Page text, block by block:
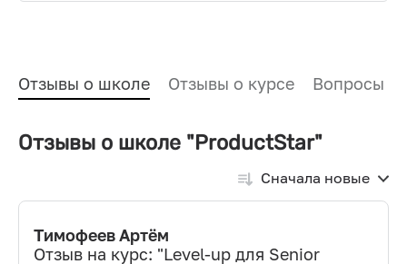
Отзывы о школе Отзывы о курсе Вопросы и
Отзывы о школе "ProductStar"
Сначала новые
Тимофеев Артём
Отзыв на курс: "Level-up для Senior